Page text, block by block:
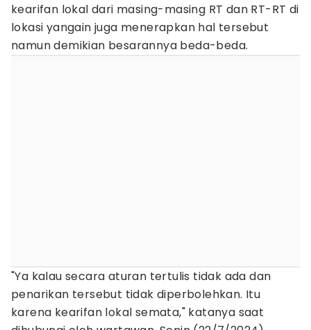
kearifan lokal dari masing-masing RT dan RT-RT di
lokasi yangain juga menerapkan hal tersebut
namun demikian besarannya beda-beda.
"Ya kalau secara aturan tertulis tidak ada dan
penarikan tersebut tidak diperbolehkan. Itu
karena kearifan lokal semata," katanya saat